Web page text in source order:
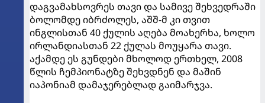
დაგვამახსოვრეს თავი და სამივე შეხვედრაში
ბოლომდე იბრძოლეს, აშშ-მ კი თვით
ინგლისთან 40 ქულის აღება მოახერხა, ხოლო
ირლანდიასთან 22 ქულას მოუყარა თავი.
აქამდე ეს გუნდები მხოლოდ ერთხელ, 2008
წლის ჩემპიონატზე შეხვდნენ და მაშინ
იაპონიამ დამაჯერებლად გაიმარჯვა.